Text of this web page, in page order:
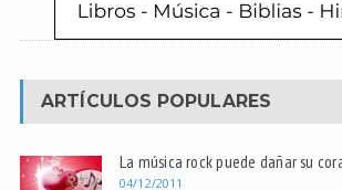
ARTÍCULOS POPULARES
La música rock puede dañar su
04/12/2011